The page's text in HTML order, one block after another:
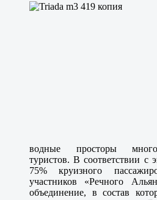
водные просторы
туристов. В соответствии с
75% круизного
участников «Речного
объединение, в состав